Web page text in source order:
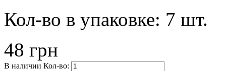
Кол-во в упаковке: 7 шт.
48 грн
В наличии Кол-во: